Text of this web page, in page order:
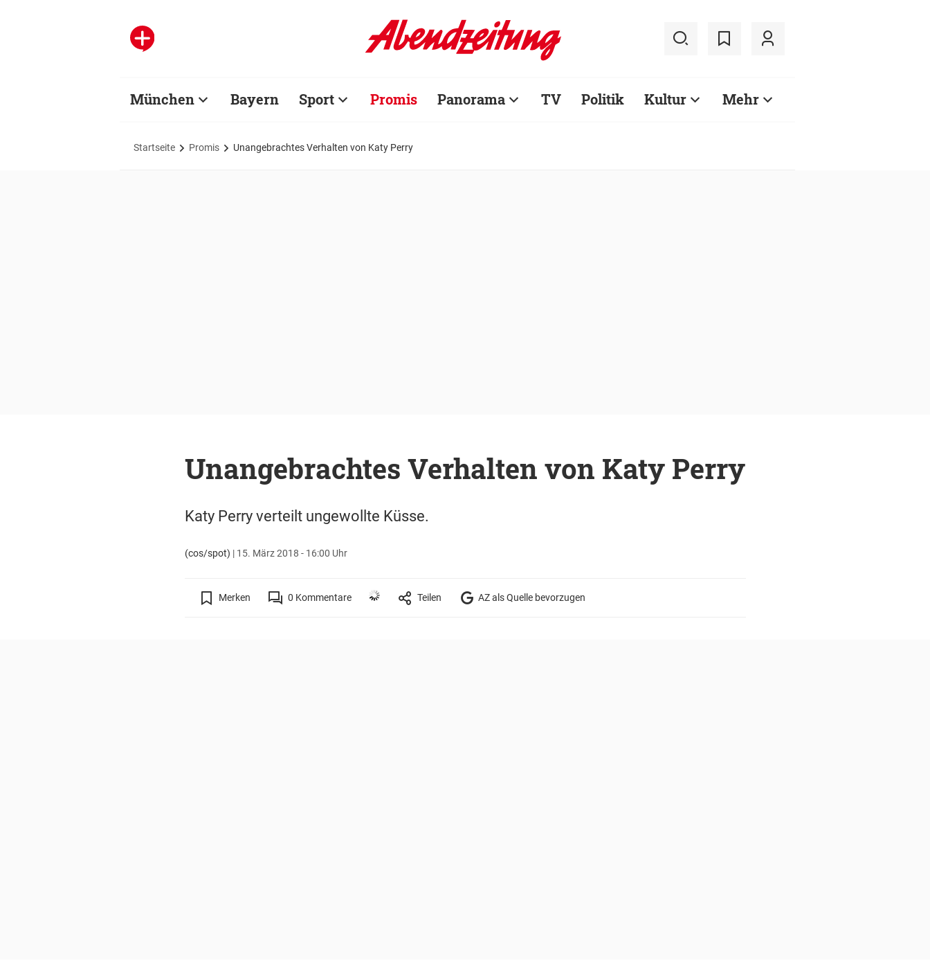
München Bayern Sport Promis Panorama TV Politik Kultur Mehr
Startseite Promis Unangebrachtes Verhalten von Katy Perry
Unangebrachtes Verhalten von Katy Perry
Katy Perry verteilt ungewollte Küsse.
(cos/spot) | 15. März 2018 - 16:00 Uhr
Merken 0 Kommentare Teilen AZ als Quelle bevorzugen